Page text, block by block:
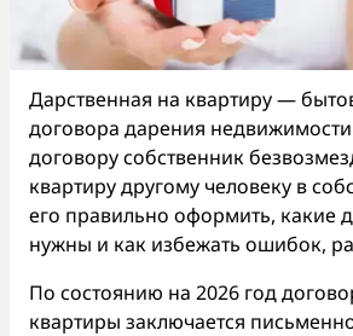
Дарственная на квартиру —
договора дарения
договору собственник
квартиру другому человеку в
его правильно оформить, какие
нужны и как избежать ошибок,
По состоянию на 2026 год
квартиры заключается